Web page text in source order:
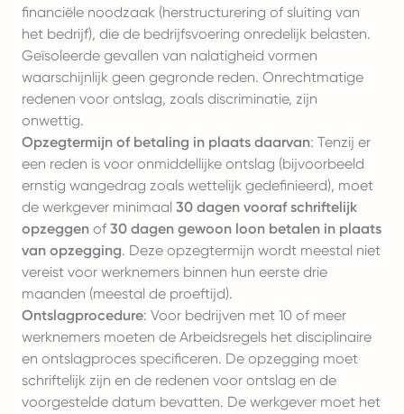
financiële noodzaak (herstructurering of sluiting van
het bedrijf), die de bedrijfsvoering onredelijk belasten.
Geïsoleerde gevallen van nalatigheid vormen
waarschijnlijk geen gegronde reden. Onrechtmatige
redenen voor ontslag, zoals discriminatie, zijn
onwettig.
Opzegtermijn of betaling in plaats daarvan: Tenzij er
een reden is voor onmiddellijke ontslag (bijvoorbeeld
ernstig wangedrag zoals wettelijk gedefinieerd), moet
de werkgever minimaal 30 dagen vooraf schriftelijk
opzeggen of 30 dagen gewoon loon betalen in plaats
van opzegging. Deze opzegtermijn wordt meestal niet
vereist voor werknemers binnen hun eerste drie
maanden (meestal de proeftijd).
Ontslagprocedure: Voor bedrijven met 10 of meer
werknemers moeten de Arbeidsregels het disciplinaire
en ontslagproces specificeren. De opzegging moet
schriftelijk zijn en de redenen voor ontslag en de
voorgestelde datum bevatten. De werkgever moet het